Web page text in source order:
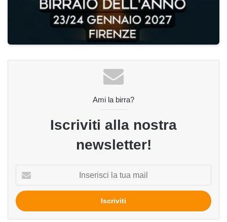
Ami la birra?
Iscriviti alla nostra
newsletter!
tua
mail